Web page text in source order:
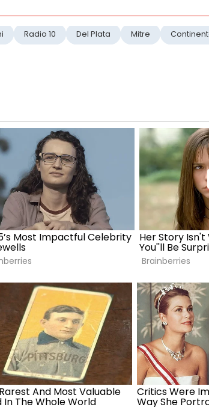
Radio 10 Del Plata Mitre